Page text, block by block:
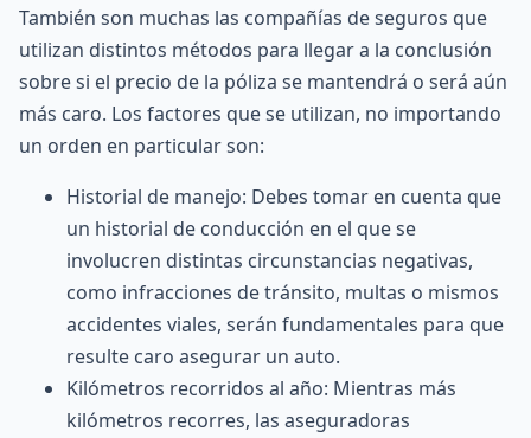
También son muchas las compañías de seguros que
utilizan distintos métodos para llegar a la conclusión
sobre si el precio de la póliza se mantendrá o será aún
más caro. Los factores que se utilizan, no importando
un orden en particular son:
Historial de manejo: Debes tomar en cuenta que
un historial de conducción en el que se
involucren distintas circunstancias negativas,
como infracciones de tránsito, multas o mismos
accidentes viales, serán fundamentales para que
resulte caro asegurar un auto.
Kilómetros recorridos al año: Mientras más
kilómetros recorres, las aseguradoras